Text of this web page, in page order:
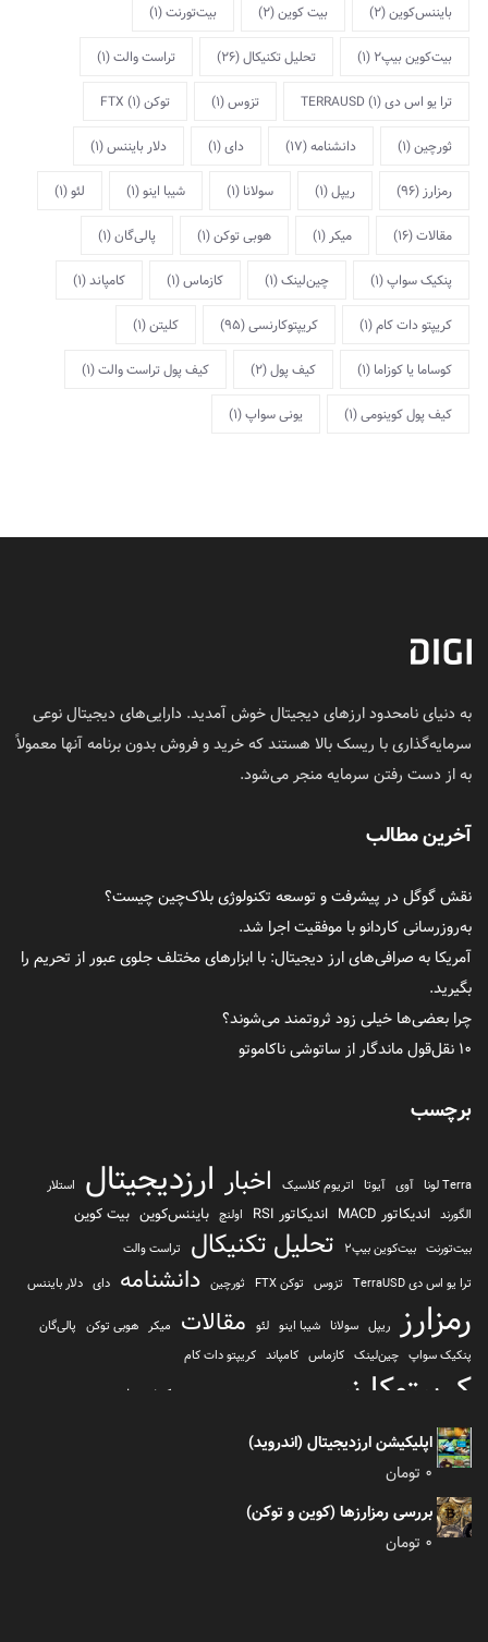
بایننس‌کوین(2) بیت کوین(2) بیت‌تورنت(1)
بیت‌کوین بیپ2 (1) تحلیل تکنیکال(26) تراست والت(1)
ترا یو اس دی TERRAUSD(1) تزوس(1) توکن FTX(1)
ثورچین(1) دانشنامه(17) دای(1) دلار بایننس(1)
رمزارز (96) ریپل(1) سولانا (1) شیبا اینو(1) لئو(1)
مقالات(16) میکر (1) هوبی توکن(1) پالی‌گان(1)
پنکیک سواپ(1) چین‌لینک(1) کازماس(1) کامپاند(1)
کریپتو دات کام(1) کریپتوکارنسی(95) کلیتن(1)
کوساما یا کوزاما (1) کیف پول(2) کیف پول تراست والت(1)
کیف پول کوینومی(1) یونی سواپ(1)
به دنیای نامحدود ارزهای دیجیتال خوش آمدید. دارایی‌های دیجیتال نوعی
سرمایه‌گذاری با ریسک بالا هستند که خرید و فروش بدون برنامه آنها معمولاً
به از دست رفتن سرمایه منجر می‌شود.
آخرین مطالب
نقش گوگل در پیشرفت و توسعه تکنولوژی بلاک‌چین چیست؟
به‌روزرسانی کاردانو با موفقیت اجرا شد.
آمریکا به صرافی‌های ارز دیجیتال: با ابزارهای مختلف جلوی عبور از تحریم را
بگیرید.
چرا بعضی‌ها خیلی زود ثروتمند می‌شوند؟
۱۰ نقل‌قول ماندگار از ساتوشی ناکاموتو
برچسب
Terra لونا آوی آیوتا اتریوم کلاسیک اخبار ارزدیجیتال
استلار
الگورند اندیکاتور MACD اندیکاتور RSI اولنچ بایننس‌کوین بیت کوین
بیت‌تورنت بیت‌کوین بیپ2 تحلیل تکنیکال
تراست والت
ترا یو اس دی TerraUSD
تزوس توکن FTX ثورچین دانشنامه دای دلار بایننس
رمزارز ریپل سولانا شیبا اینو لئو مقالات میکر هوبی توکن پالی‌گان
پنکیک سواپ چین‌لینک کازماس کامپاند کریپتو دات کام
کریپتوکارنسی کیف پول
کیف پول تراست والت
اپلیکیشن ارزدیجیتال (اندروید)
0 تومان
بررسی رمزارزها (کوین و توکن)
0 تومان